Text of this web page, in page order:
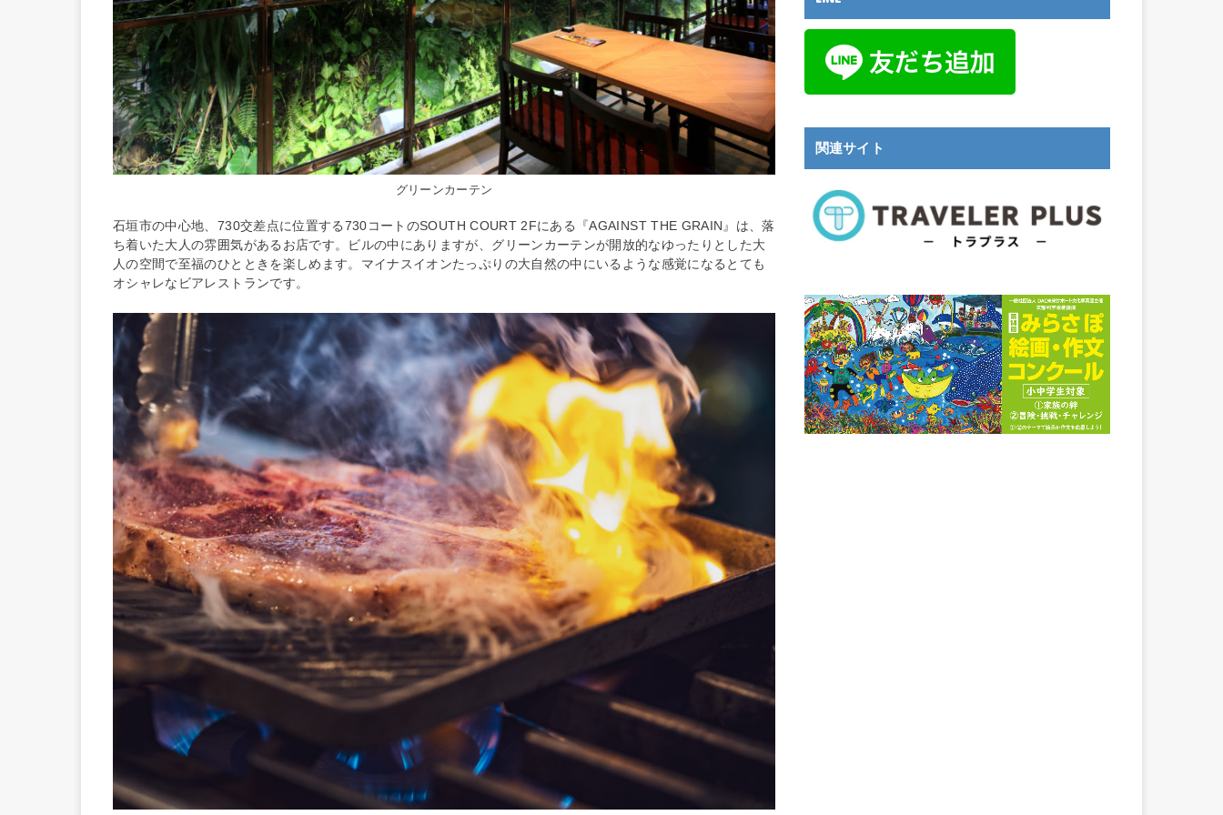
グリーンカーテン
石垣市の中心地、730交差点に位置する730コートのSOUTH COURT 2Fにある『AGAINST THE GRAIN』は、落
ち着いた大人の雰囲気があるお店です。ビルの中にありますが、グリーンカーテンが開放的なゆったりとした大
人の空間で至福のひとときを楽しめます。マイナスイオンたっぷりの大自然の中にいるような感覚になるとても
オシャレなビアレストランです。
関連サイト